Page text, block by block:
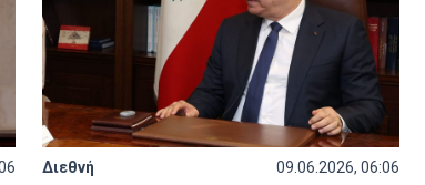
Διεθνή 09.06.2026, 06:06